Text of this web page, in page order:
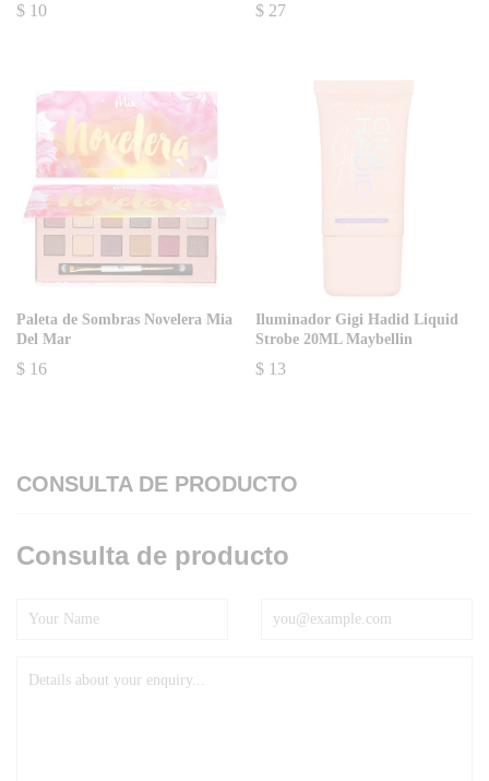
$ 10 $ 27
Paleta de Sombras Novelera Mia
Del Mar
$ 16
Iluminador Gigi Hadid Liquid
Strobe 20ML Maybellin
$ 13
CONSULTA DE PRODUCTO
Consulta de producto